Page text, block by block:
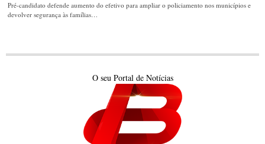
Pré-candidato defende aumento do efetivo para ampliar o policiamento nos municípios e
devolver segurança às famílias…
O seu Portal de Notícias